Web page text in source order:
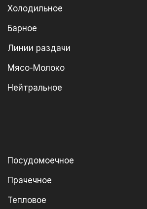
Холодильное
Барное
Линии раздачи
Мясо-Молоко
Нейтральное
Посудомоечное
Прачечное
Тепловое